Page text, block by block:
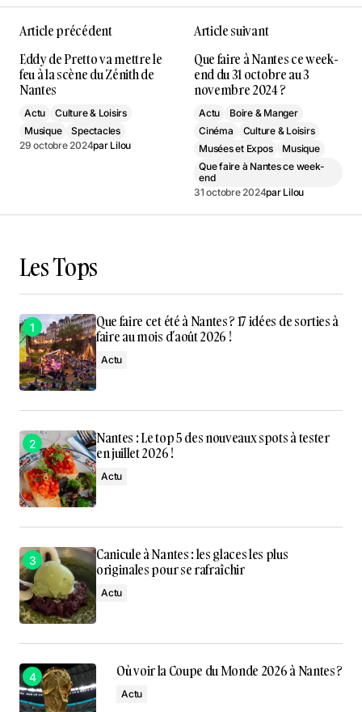
Article précédent
Eddy de Pretto va mettre le
feu à la scène du Zénith de
Nantes
Actu
Culture & Loisirs
Musique
Spectacles
29 octobre 2024par Lilou
Article suivant
Que faire à Nantes ce week-
end du 31 octobre au 3
novembre 2024 ?
Actu
Boire & Manger
Cinéma
Culture & Loisirs
Musées et Expos
Musique
Que faire à Nantes ce week-
end
31 octobre 2024par Lilou
Les Tops
Que faire cet été à Nantes ? 17 idées de sorties à
faire au mois d’août 2026 !
Actu
Nantes : Le top 5 des nouveaux spots à tester
en juillet 2026 !
Actu
Canicule à Nantes : les glaces les plus
originales pour se rafraîchir
Actu
Où voir la Coupe du Monde 2026 à Nantes ?
Actu